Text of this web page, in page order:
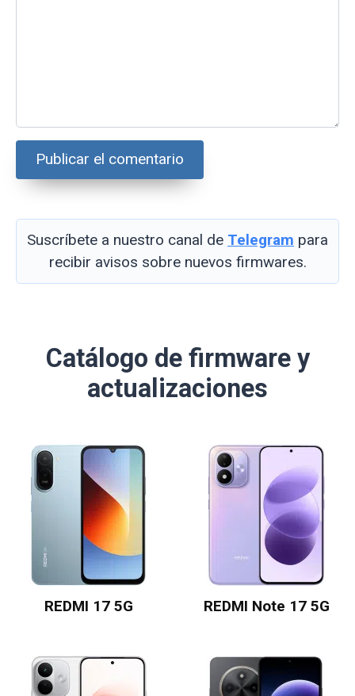
Suscríbete a nuestro canal de Telegram para
recibir avisos sobre nuevos firmwares.
Catálogo de firmware y
actualizaciones
REDMI 17 5G REDMI Note 17 5G